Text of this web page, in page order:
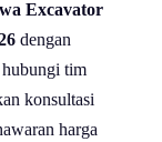
Excavator
dengan
hubungi tim
konsultasi
harga